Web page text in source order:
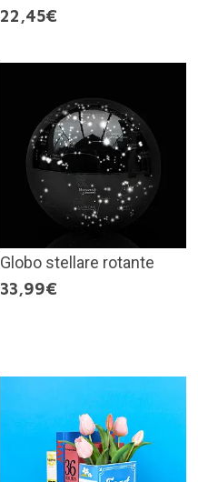
22,45€
Globo stellare rotante
33,99€